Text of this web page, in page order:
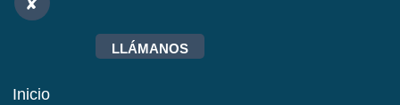
LLÁMANOS
Inicio